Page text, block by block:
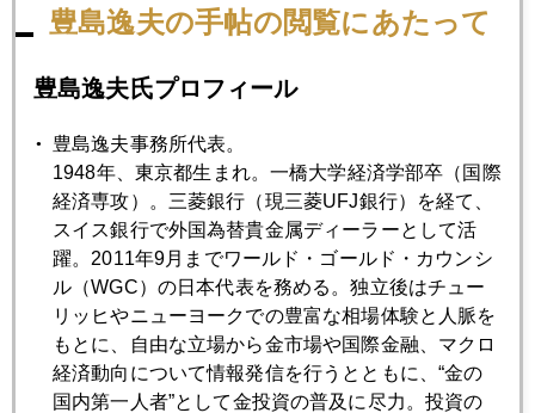
それにしても日銀の緩和策は、唯一株式購入にまで及ぶ。そ
保有の「出口」では何が起こるのか。かなり不安要素。
2017年
1月 2月 3月 4月 5月 6月
7月 9月 10月 11月 12月
豊島逸夫の手帖の閲覧にあたって
豊島逸夫氏プロフィール
豊島逸夫事務所代表。
1948年、東京都生まれ。一橋大学経済学部卒（国際
経済専攻）。三菱銀行（現三菱UFJ銀行）を経て、
スイス銀行で外国為替貴金属ディーラーとして活
躍。2011年9月までワールド・ゴールド・カウンシ
ル（WGC）の日本代表を務める。独立後はチュー
リッヒやニューヨークでの豊富な相場体験と人脈を
もとに、自由な立場から金市場や国際金融、マクロ
経済動向について情報発信を行うとともに、“金の
国内第一人者”として金投資の普及に尽力。投資の